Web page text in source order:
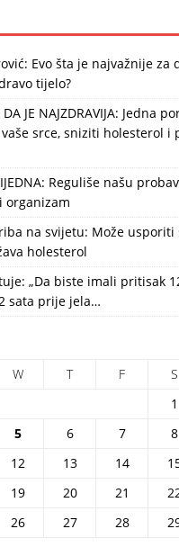
Evo šta je najvažnije za
tijelo?
JE NAJZDRAVIJA: Jedna
srce, sniziti holesterol i
Reguliše našu
organizam
na svijetu: Može usporiti
holesterol
„Da biste imali pritisak
sata prije jela…
W T F S
1
5 6 7 8
12 13 14
19 20 21
26 27 28